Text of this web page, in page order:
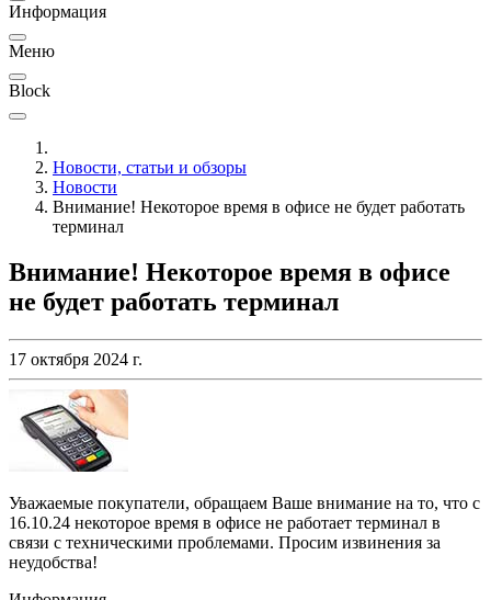
Информация
Меню
Block
Новости, статьи и обзоры
Новости
Внимание! Некоторое время в офисе не будет работать
терминал
Внимание! Некоторое время в офисе
не будет работать терминал
17 октября 2024 г.
Уважаемые покупатели, обращаем Ваше внимание на то, что с
16.10.24 некоторое время в офисе не работает терминал в
связи с техническими проблемами. Просим извинения за
неудобства!